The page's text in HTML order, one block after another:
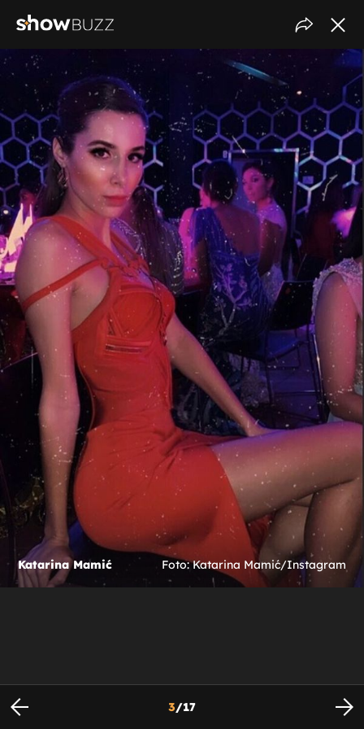
Katarina Mamić Foto: Katarina Mamić/Instagram
3/17